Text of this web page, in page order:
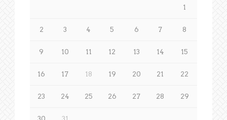
1
2 3 4 5 6 7 8
9 10 11 12 13 14 15
16 17 18 19 20 21 22
23 24 25 26 27 28 29